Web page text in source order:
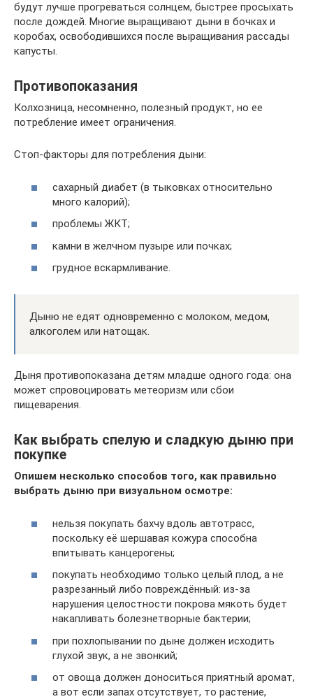
будут лучше прогреваться солнцем, быстрее просыхать
после дождей. Многие выращивают дыни в бочках и
коробах, освободившихся после выращивания рассады
капусты.
Противопоказания
Колхозница, несомненно, полезный продукт, но ее
потребление имеет ограничения.
Стоп-факторы для потребления дыни:
сахарный диабет (в тыковках относительно
много калорий);
проблемы ЖКТ;
камни в желчном пузыре или почках;
грудное вскармливание.
Дыню не едят одновременно с молоком, медом,
алкоголем или натощак.
Дыня противопоказана детям младше одного года: она
может спровоцировать метеоризм или сбои
пищеварения.
Как выбрать спелую и сладкую дыню при
покупке
Опишем несколько способов того, как правильно
выбрать дыню при визуальном осмотре:
нельзя покупать бахчу вдоль автотрасс,
поскольку её шершавая кожура способна
впитывать канцерогены;
покупать необходимо только целый плод, а не
разрезанный либо повреждённый: из-за
нарушения целостности покрова мякоть будет
накапливать болезнетворные бактерии;
при похлопывании по дыне должен исходить
глухой звук, а не звонкий;
от овоща должен доноситься приятный аромат,
а вот если запах отсутствует, то растение,